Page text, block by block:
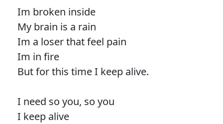
Im broken inside
My brain is a rain
Im a loser that feel pain
Im in fire
But for this time I keep alive.
I need so you, so you
I keep alive